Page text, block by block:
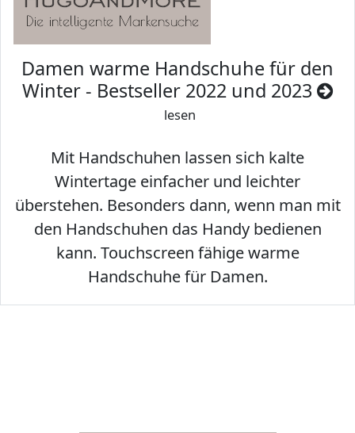
Damen warme Handschuhe für den
Winter - Bestseller 2022 und 2023
lesen
Mit Handschuhen lassen sich kalte
Wintertage einfacher und leichter
überstehen. Besonders dann, wenn man mit
den Handschuhen das Handy bedienen
kann. Touchscreen fähige warme
Handschuhe für Damen.